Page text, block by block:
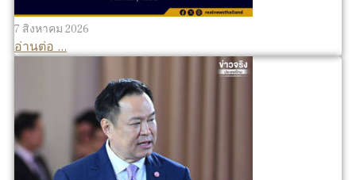
7 สิงหาคม 2026
อ่านต่อ ...